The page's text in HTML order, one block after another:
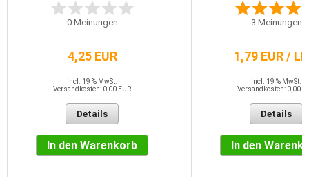
0Meinungen
4,25 EUR
incl. 19 % MwSt.
Versandkosten: 0,00 EUR
Details
In den Warenkorb
3 Meinungen
1,79 EUR /
incl. 19 % MwSt.
Versandkosten: 0,00
Details
In den